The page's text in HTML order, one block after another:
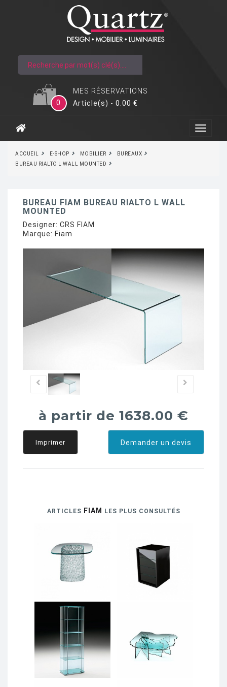
MES RÉSERVATIONS
0
Article(s) - 0.00 €
ACCUEIL E-SHOP MOBILIER
BUREAUX
BUREAU RIALTO L WALL MOUNTED
BUREAU FIAM BUREAU RIALTO L WALL
MOUNTED
Designer: CRS FIAM
Marque: Fiam
à partir de 1638.00 €
Demander un devis
Imprimer
ARTICLES FIAM LES PLUS CONSULTÉS